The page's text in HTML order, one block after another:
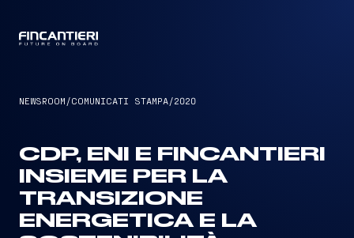
NEWSROOM /COMUNICATI STAMPA/2020
CDP, ENI E FINCANTIERI
INSIEME PER LA
TRANSIZIONE
ENERGETICA E LA